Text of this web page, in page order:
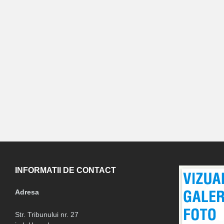
INFORMATII DE CONTACT
Adresa
Str. Tribunului nr. 27